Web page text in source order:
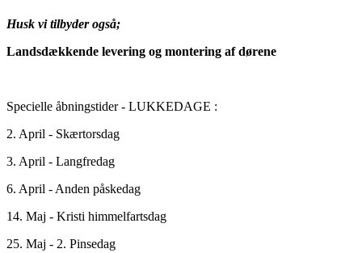
Husk vi tilbyder også;
Landsdækkende levering og montering af dørene
Specielle åbningstider - LUKKEDAGE :
2. April - Skærtorsdag
3. April - Langfredag
6. April - Anden påskedag
14. Maj - Kristi himmelfartsdag
25. Maj - 2. Pinsedag